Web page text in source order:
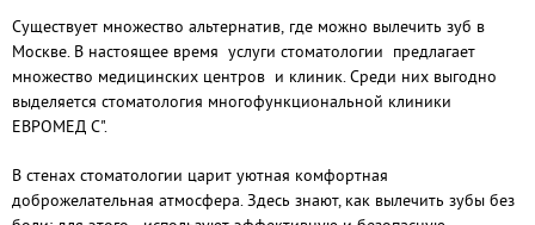
Существует множество альтернатив, где можно вылечить зуб в
Москве. В настоящее время услуги стоматологии предлагает
множество медицинских центров и клиник. Среди них выгодно
выделяется стоматология многофункциональной клиники
ЕВРОМЕД С".
В стенах стоматологии царит уютная комфортная
доброжелательная атмосфера. Здесь знают, как вылечить зубы без